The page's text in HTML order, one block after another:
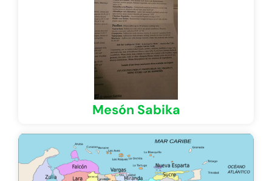
Mesón Sabika